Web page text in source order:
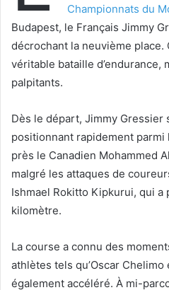
Championnats du
Budapest, le Français Jimmy
décrochant la neuvième place.
véritable bataille d’endurance,
palpitants.
Dès le départ, Jimmy Gressier
positionnant rapidement parmi
près le Canadien Mohammed
malgré les attaques de
Ishmael Rokitto Kipkurui, qui a
kilomètre.
La course a connu des
athlètes tels qu’Oscar
également accéléré. À mi-